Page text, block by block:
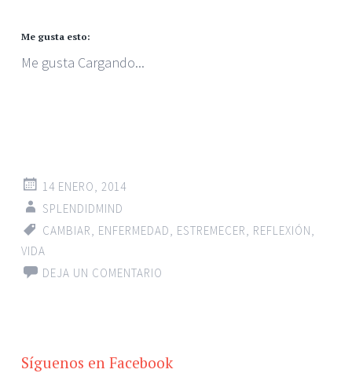
Me gusta esto:
Me gusta Cargando...
14 ENERO, 2014
SPLENDIDMIND
CAMBIAR, ENFERMEDAD, ESTREMECER, REFLEXIÓN,
VIDA
DEJA UN COMENTARIO
Síguenos en Facebook